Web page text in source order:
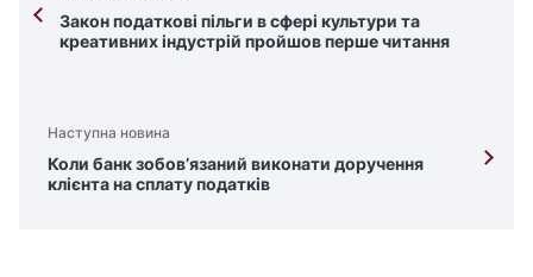
Закон податкові пільги в сфері культури та
креативних індустрій пройшов перше читання
Наступна новина
Коли банк зобов’язаний виконати доручення
клієнта на сплату податків